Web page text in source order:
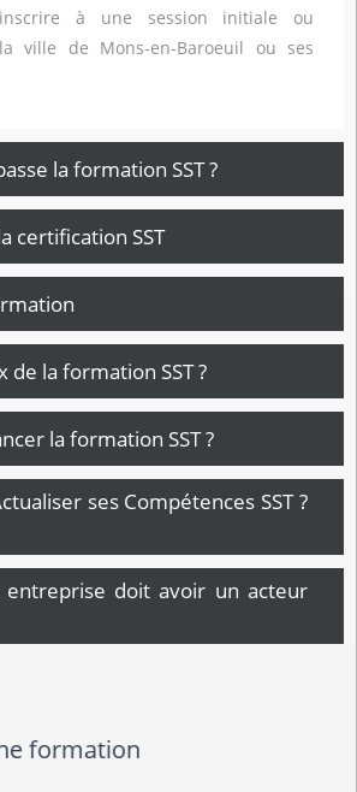
à une session initiale ou
ville de Mons-en-Baroeuil ou ses
la formation SST ?
certification SST
de la formation SST ?
la formation SST ?
ses Compétences SST ?
entreprise doit avoir un acteur
formation et bon